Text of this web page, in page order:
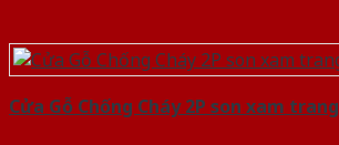
Cửa Gỗ Chống Cháy 2P son xam trang